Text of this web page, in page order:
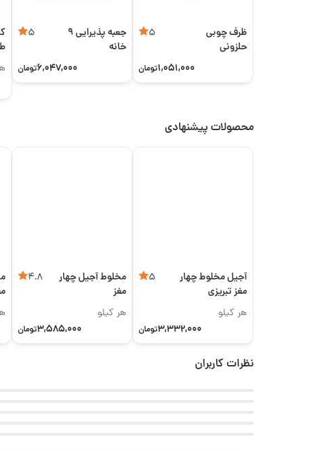
ظرف چوبی
حلزونی
5
1,051,000تومان
جعبه پذیرایی 9
خانه
5
6,047,000تومان
محصولات پیشنهادی
آجیل مخلوط چهار
مغز تبریزی
5
هر کیلو
3,332,000تومان
مخلوط آجیل چهار
مغز
4.8
هر کیلو
3,585,000تومان
نظرات کاربران